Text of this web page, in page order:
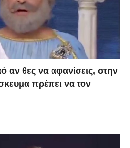
αν θες να αφανίσεις, στην
πρέπει να τον